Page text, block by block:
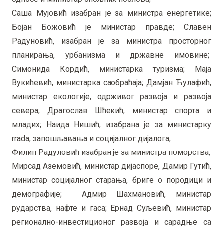
Саша Мујовић изабран је за министра енергетике;
Бојан Божовић је министар правде; Славен
Радуновић, изабран је за министра просторног
планирања, урбанизма и државне имовине;
Симонида Кордић, министарка туризма; Маја
Вукићевић, министарка саобраћаја; Дамјан Ћулафић,
министар екологије, одрживог развоја и развоја
севера; Драгослав Шћекић, министар спорта и
младих; Наида Нишић, изабрана је за министарку
rrada, запошљавања и социјалног дијалога,
Филип Радуловић изабран је за министра поморства,
Мирсад Аземовић, министар дијаспоре, Дамир Гутић,
министар социјалног старања, бриге о породици и
демографије; Адмир Шахмановић, министар
рударства, нафте и гаса; Ернад Суљевић, министар
регионално-инвестиционог развоја и сарадње са